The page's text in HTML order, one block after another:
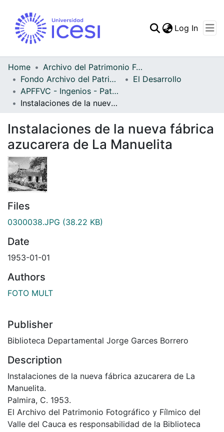
Statistics
Log In
Home
Archivo del Patrimonio Fotográfico y Fílmico del Valle del Cauca
Fondo Archivo del Patrimonio Fotográfico y Fílmico del Valle del Cauca
El Desarrollo
APFFVC - Ingenios - Patrimonial
Instalaciones de la nueva fábrica azucarera de La Manuelita
Instalaciones de la nueva fábrica
azucarera de La Manuelita
Files
0300038.JPG (38.22 KB)
Date
1953-01-01
Authors
FOTO MULT
Publisher
Biblioteca Departamental Jorge Garces Borrero
Description
Instalaciones de la nueva fábrica azucarera de La
Manuelita.
Palmira, C. 1953.
El Archivo del Patrimonio Fotográfico y Fílmico del
Valle del Cauca es responsabilidad de la Biblioteca